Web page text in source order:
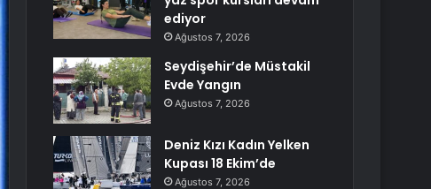
ediyor
Ağustos 7, 2026
Seydişehir’de Müstakil
Evde Yangın
Ağustos 7, 2026
Deniz Kızı Kadın Yelken
Kupası 18 Ekim’de
Ağustos 7, 2026